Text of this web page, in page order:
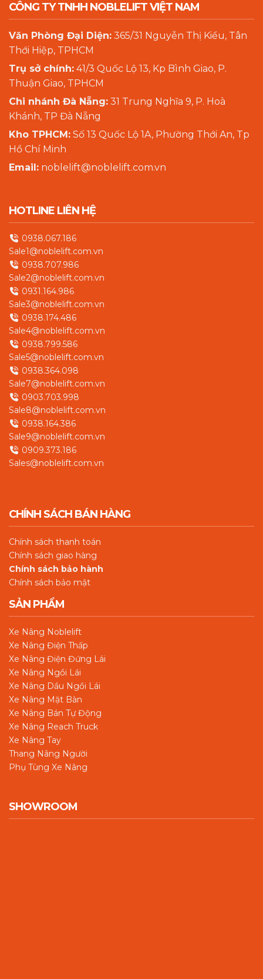
CÔNG TY TNHH NOBLELIFT VIỆT NAM
Văn Phòng Đại Diện: 365/31 Nguyễn Thị Kiểu, Tân
Thới Hiệp, TPHCM
Trụ sở chính: 41/3 Quốc Lộ 13, Kp Bình Giao, P.
Thuận Giao, TPHCM
Chi nhánh Đà Nẵng: 31 Trung Nghĩa 9, P. Hoà
Khánh, TP Đà Nẵng
Kho TPHCM: Số 13 Quốc Lộ 1A, Phường Thới An, Tp
Hồ Chí Minh
Email: noblelift@noblelift.com.vn
HOTLINE LIÊN HỆ
0938.067.186
Sale1@noblelift.com.vn
0938.707.986
Sale2@noblelift.com.vn
0931.164.986
Sale3@noblelift.com.vn
0938.174.486
Sale4@noblelift.com.vn
0938.799.586
Sale5@noblelift.com.vn
0938.364.098
Sale7@noblelift.com.vn
0903.703.998
Sale8@noblelift.com.vn
0938.164.386
Sale9@noblelift.com.vn
0909.373.186
Sales@noblelift.com.vn
CHÍNH SÁCH BÁN HÀNG
Chính sách thanh toán
Chính sách giao hàng
Chính sách bảo hành
Chính sách bảo mật
SẢN PHẨM
Xe Nâng Noblelift
Xe Nâng Điện Thấp
Xe Nâng Điện Đứng Lái
Xe Nâng Ngồi Lái
Xe Nâng Dầu Ngồi Lái
Xe Nâng Mặt Bàn
Xe Nâng Bán Tự Động
Xe Nâng Reach Truck
Xe Nâng Tay
Thang Nâng Người
Phụ Tùng Xe Nâng
SHOWROOM